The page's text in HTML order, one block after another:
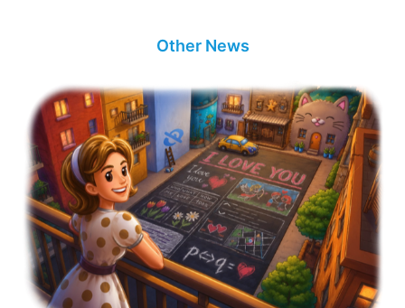
Other News